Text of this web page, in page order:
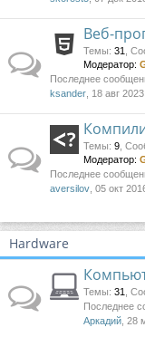
Веб-
Темы: 31
Модератор:
Последнее
ksander , 18 авг
Темы: 9
Модератор:
Последнее
aversilov , 05 окт
Hardware
Темы: 31
Последнее
Аркадий , 28